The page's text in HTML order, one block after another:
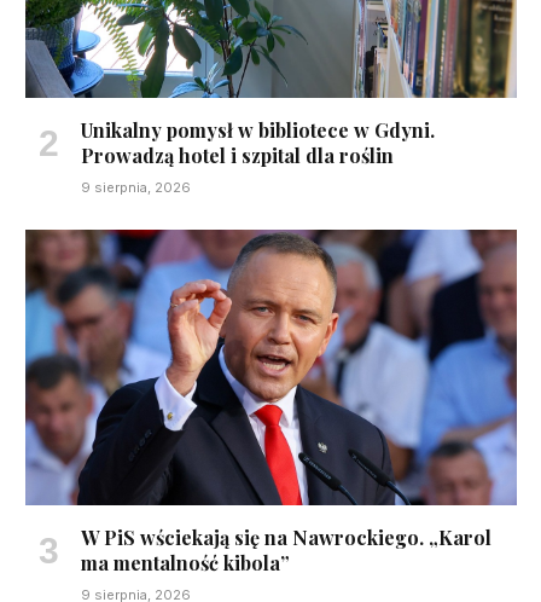
Unikalny pomysł w bibliotece w Gdyni.
Prowadzą hotel i szpital dla roślin
9 sierpnia, 2026
W PiS wściekają się na Nawrockiego. „Karol
ma mentalność kibola”
9 sierpnia, 2026